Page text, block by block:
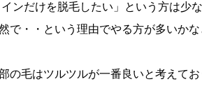
ンだけを脱毛したい」という方は少
で・・という理由でやる方が多いかな
の毛はツルツルが一番良いと考えて